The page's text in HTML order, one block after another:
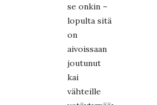
se onkin –
lopulta sitä
on
aivoissaan
joutunut
kai
vähteille